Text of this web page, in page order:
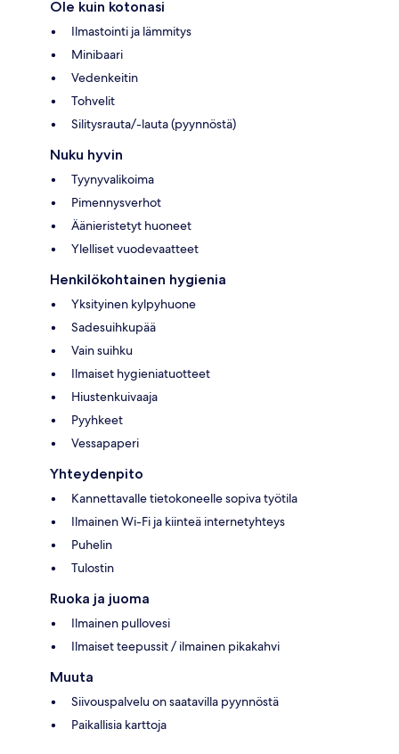
Ole kuin kotonasi
Ilmastointi ja lämmitys
Minibaari
Vedenkeitin
Tohvelit
Silitysrauta/-lauta (pyynnöstä)
Nuku hyvin
Tyynyvalikoima
Pimennysverhot
Äänieristetyt huoneet
Ylelliset vuodevaatteet
Henkilökohtainen hygienia
Yksityinen kylpyhuone
Sadesuihkupää
Vain suihku
Ilmaiset hygieniatuotteet
Hiustenkuivaaja
Pyyhkeet
Vessapaperi
Yhteydenpito
Kannettavalle tietokoneelle sopiva työtila
Ilmainen Wi-Fi ja kiinteä internetyhteys
Puhelin
Tulostin
Ruoka ja juoma
Ilmainen pullovesi
Ilmaiset teepussit / ilmainen pikakahvi
Muuta
Siivouspalvelu on saatavilla pyynnöstä
Paikallisia karttoja